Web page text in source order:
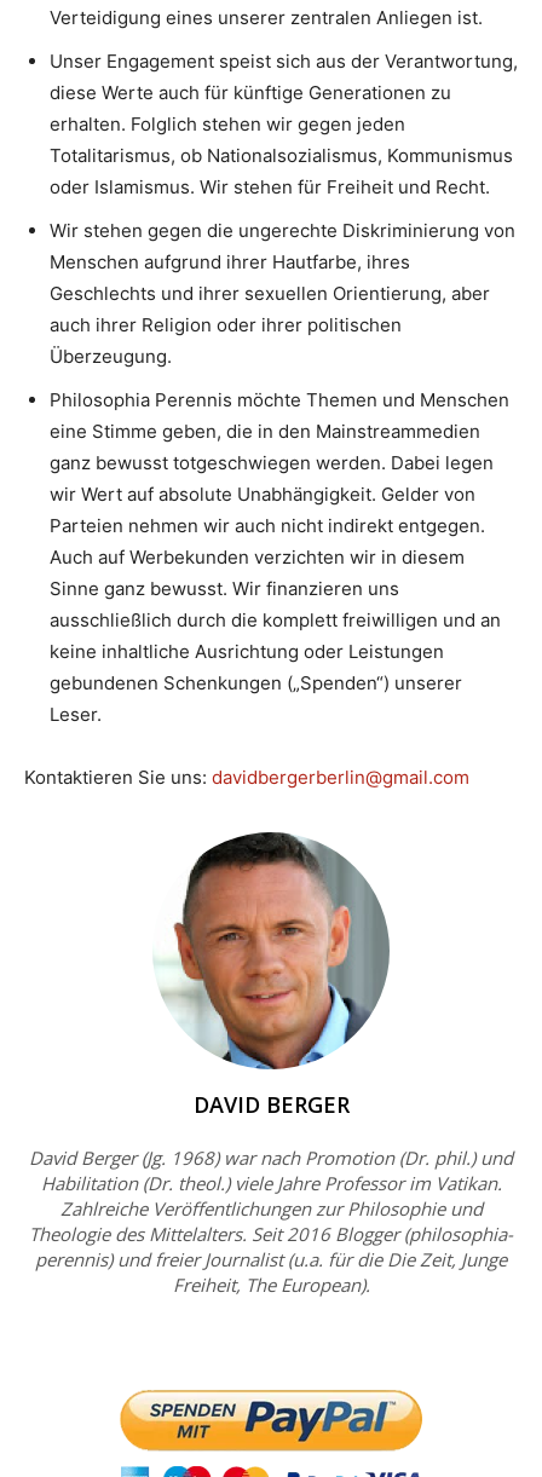
Verteidigung eines unserer zentralen Anliegen ist.
Unser Engagement speist sich aus der Verantwortung,
diese Werte auch für künftige Generationen zu
erhalten. Folglich stehen wir gegen jeden
Totalitarismus, ob Nationalsozialismus, Kommunismus
oder Islamismus. Wir stehen für Freiheit und Recht.
Wir stehen gegen die ungerechte Diskriminierung von
Menschen aufgrund ihrer Hautfarbe, ihres
Geschlechts und ihrer sexuellen Orientierung, aber
auch ihrer Religion oder ihrer politischen
Überzeugung.
Philosophia Perennis möchte Themen und Menschen
eine Stimme geben, die in den Mainstreammedien
ganz bewusst totgeschwiegen werden. Dabei legen
wir Wert auf absolute Unabhängigkeit. Gelder von
Parteien nehmen wir auch nicht indirekt entgegen.
Auch auf Werbekunden verzichten wir in diesem
Sinne ganz bewusst. Wir finanzieren uns
ausschließlich durch die komplett freiwilligen und an
keine inhaltliche Ausrichtung oder Leistungen
gebundenen Schenkungen („Spenden“) unserer
Leser.
Kontaktieren Sie uns: davidbergerberlin@gmail.com
DAVID BERGER
David Berger (Jg. 1968) war nach Promotion (Dr. phil.) und
Habilitation (Dr. theol.) viele Jahre Professor im Vatikan.
Zahlreiche Veröffentlichungen zur Philosophie und
Theologie des Mittelalters. Seit 2016 Blogger (philosophia-
perennis) und freier Journalist (u.a. für die Die Zeit, Junge
Freiheit, The European).